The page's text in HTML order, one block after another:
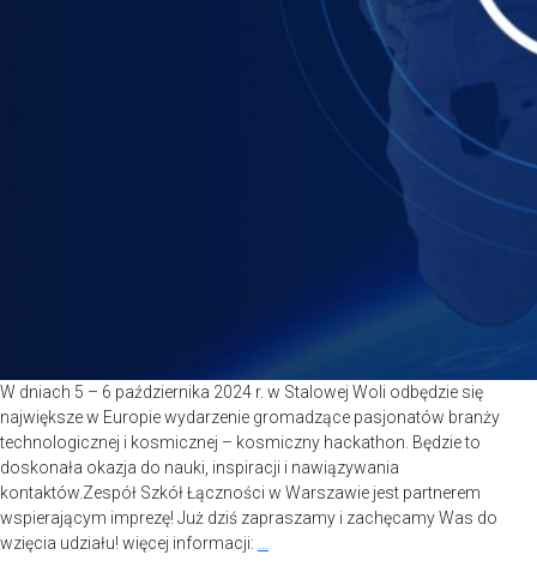
W dniach 5 – 6 października 2024 r. w Stalowej Woli odbędzie się
największe w Europie wydarzenie gromadzące pasjonatów branży
technologicznej i kosmicznej – kosmiczny hackathon. Będzie to
doskonała okazja do nauki, inspiracji i nawiązywania
kontaktów.Zespół Szkół Łączności w Warszawie jest partnerem
wspierającym imprezę! Już dziś zapraszamy i zachęcamy Was do
wzięcia udziału! więcej informacji: